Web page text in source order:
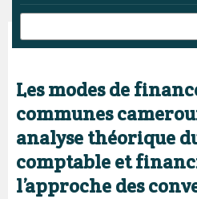
Home / Archives / Vol. 4 No. 1
Les modes de
communes
analyse théorique
comptable et
l’approche des